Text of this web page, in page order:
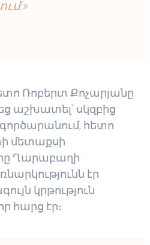
Ռոբերտ Քոչարյանը
աշխատել՝ սկզբից
հետո
մետաքսի
Ղարաբաղի
էր:
կրթություն
հարց էր։